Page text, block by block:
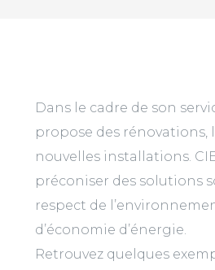
Dans le cadre de son
propose des rénovations,
nouvelles installations.
préconiser des solutions
respect de
d’économie d’énergie.
Retrouvez quelques